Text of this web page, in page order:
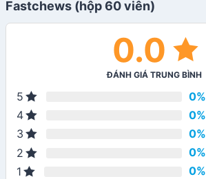
Fastchews (hộp 60 viên)
0.0
ĐÁNH GIÁ TRUNG BÌNH
5 0%
4
0%
3
0%
2
0%
1
0%